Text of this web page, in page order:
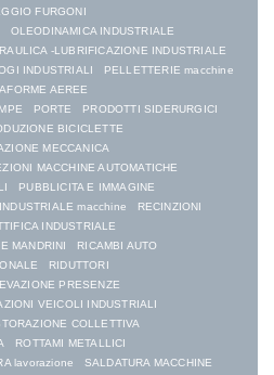
FURGONI
OLEODINAMICA INDUSTRIALE
-LUBRIFICAZIONE INDUSTRIALE
INDUSTRIALI
PELLETTERIE macchine
AEREE
PORTE
PRODOTTI SIDERURGICI
BICICLETTE
MECCANICA
MACCHINE AUTOMATICHE
PUBBLICITA E IMMAGINE
macchine
RECINZIONI
INDUSTRIALE
MANDRINI
RICAMBI AUTO
RIDUTTORI
PRESENZE
VEICOLI INDUSTRIALI
COLLETTIVA
ROTTAMI METALLICI
lavorazione
SALDATURA MACCHINE